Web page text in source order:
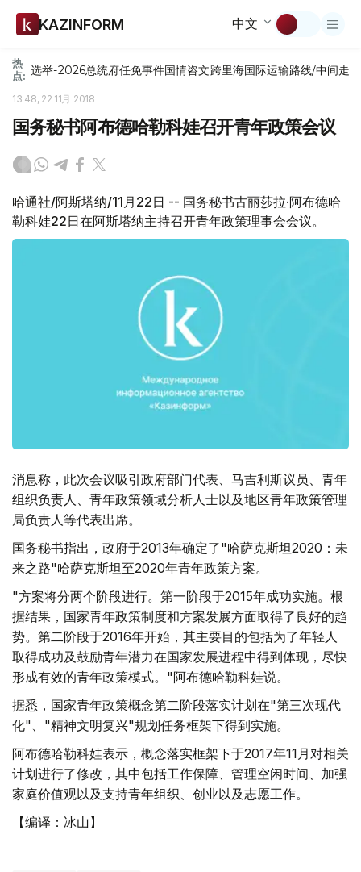
KAZINFORM 中文
热
点: 选举-2026总统府任免事件国情咨文跨里海国际运输路线/中间走廊
13:48, 22 11月 2018
国务秘书阿布德哈勒科娃召开青年政策会议
哈通社/阿斯塔纳/11月22日 -- 国务秘书古丽莎拉·阿布德哈
勒科娃22日在阿斯塔纳主持召开青年政策理事会会议。
消息称，此次会议吸引政府部门代表、马吉利斯议员、青年
组织负责人、青年政策领域分析人士以及地区青年政策管理
局负责人等代表出席。
国务秘书指出，政府于2013年确定了"哈萨克斯坦2020：未
来之路"哈萨克斯坦至2020年青年政策方案。
"方案将分两个阶段进行。第一阶段于2015年成功实施。根
据结果，国家青年政策制度和方案发展方面取得了良好的趋
势。第二阶段于2016年开始，其主要目的包括为了年轻人
取得成功及鼓励青年潜力在国家发展进程中得到体现，尽快
形成有效的青年政策模式。"阿布德哈勒科娃说。
据悉，国家青年政策概念第二阶段落实计划在"第三次现代
化"、"精神文明复兴"规划任务框架下得到实施。
阿布德哈勒科娃表示，概念落实框架下于2017年11月对相关
计划进行了修改，其中包括工作保障、管理空闲时间、加强
家庭价值观以及支持青年组织、创业以及志愿工作。
【编译：冰山】